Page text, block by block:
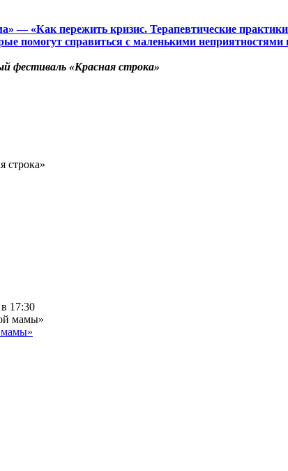
— «Как пережить кризис. Терапевтические
помогут справиться с маленькими неприятностями
фестиваль «Красная строка»
строка»
17:30
мамы»